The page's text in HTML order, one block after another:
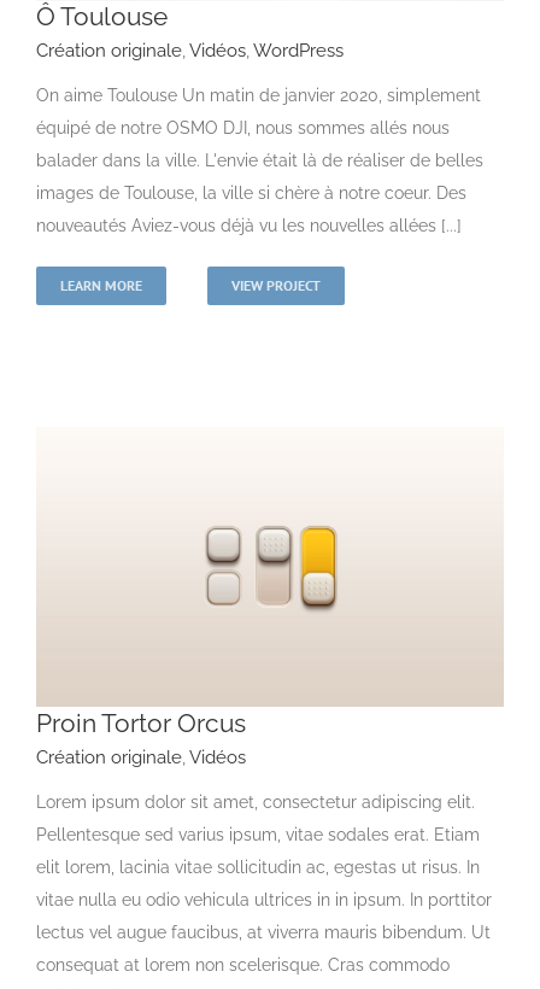
Ô Toulouse
Création originale,Vidéos,WordPress
On aime Toulouse Un matin de janvier 2020, simplement
équipé de notre OSMO DJI, nous sommes allés nous
balader dans la ville. L'envie était là de réaliser de belles
images de Toulouse, la ville si chère à notre coeur. Des
nouveautés Aviez-vous déjà vu les nouvelles allées [...]
LEARN MORE VIEW PROJECT
Proin Tortor Orcus
Création originale,Vidéos
Lorem ipsum dolor sit amet, consectetur adipiscing elit.
Pellentesque sed varius ipsum, vitae sodales erat. Etiam
elit lorem, lacinia vitae sollicitudin ac, egestas ut risus. In
vitae nulla eu odio vehicula ultrices in in ipsum. In porttitor
lectus vel augue faucibus, at viverra mauris bibendum. Ut
consequat at lorem non scelerisque. Cras commodo